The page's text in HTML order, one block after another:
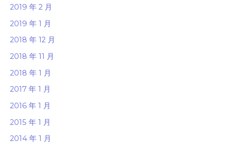
2019 年 2 月
2019 年 1 月
2018 年 12 月
2018 年 11 月
2018 年 1 月
2017 年 1 月
2016 年 1 月
2015 年 1 月
2014 年 1 月